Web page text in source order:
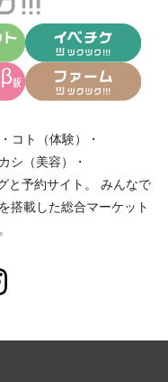
・ コト（体験）
・
シ（美容）
・
と予約サイト。
みんなで
を搭載した総合マーケット